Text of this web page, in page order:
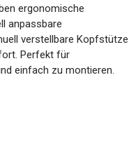
ergonomische
anpassbare
verstellbare Kopfstütze
Perfekt für
einfach zu montieren.